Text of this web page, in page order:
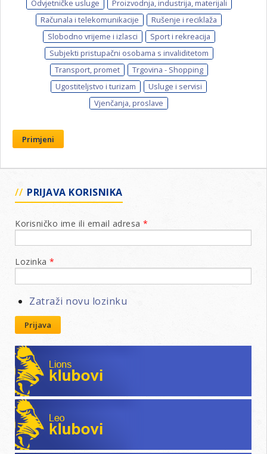
Odvjetničke usluge
Proizvodnja, industrija, materijali
Računala i telekomunikacije
Rušenje i reciklaža
Slobodno vrijeme i izlasci
Sport i rekreacija
Subjekti pristupačni osobama s invaliditetom
Transport, promet
Trgovina - Shopping
Ugostiteljstvo i turizam
Usluge i servisi
Vjenčanja, proslave
Primjeni
PRIJAVA KORISNIKA
Korisničko ime ili email adresa *
Lozinka *
Zatraži novu lozinku
Prijava
Lions klubovi
Leo klubovi